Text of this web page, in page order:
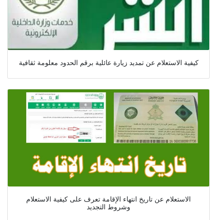
كيفية الاستعلام عن تمديد زيارة عائلية برقم الحدود معلومة ثقافية
الاستعلام عن تاريخ انتهاء الإقامة تعرف على كيفية الاستعلام
وشروط التجديد